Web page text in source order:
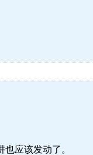
应该发动了。